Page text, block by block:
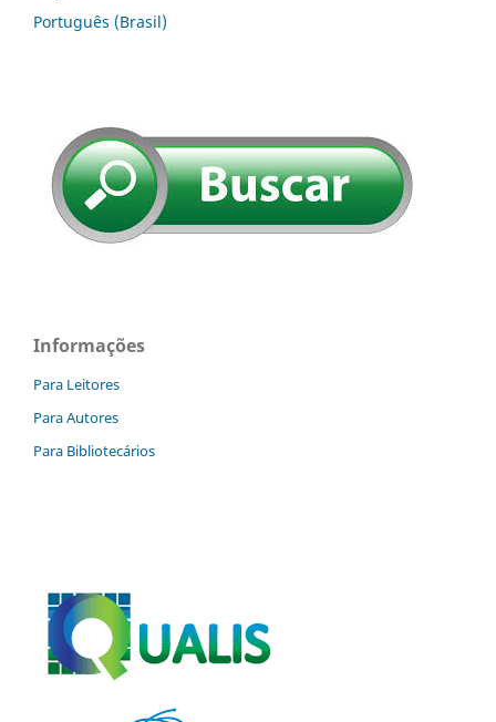
Português (Brasil)
Informações
Para Leitores
Para Autores
Para Bibliotecários